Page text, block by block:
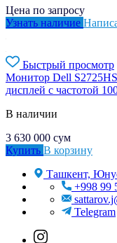
Цена по запросу
Узнать наличие
Быстрый просмотр
Монитор Dell
дисплей с частотой
В наличии
3 630 000 сум
Купить В корзину
Ташкент,
+998 99
Telegram